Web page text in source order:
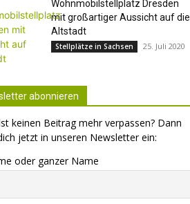
Wohnmobilstellplatz Dresden
mit großartiger Aussicht auf die
Altstadt
Stellplätze in Sachsen 25. Juli 2020
abonnieren
keinen Beitrag mehr verpassen? Dann
jetzt in unseren Newsletter ein:
oder ganzer Name